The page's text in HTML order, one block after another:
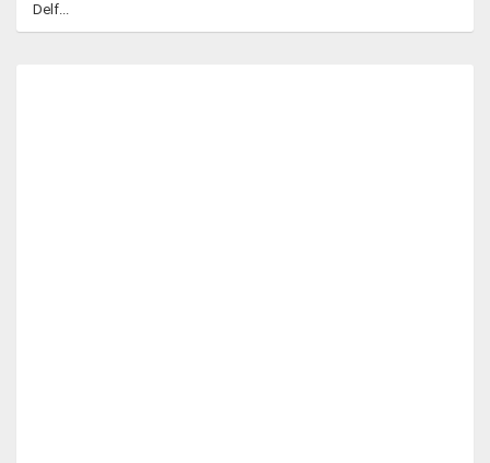
Delf...